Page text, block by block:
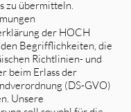
zu übermitteln.
der HOCH
Begrifflichkeiten, die
Richtlinien- und
beim Erlass der
(DS-GVO)
Unsere